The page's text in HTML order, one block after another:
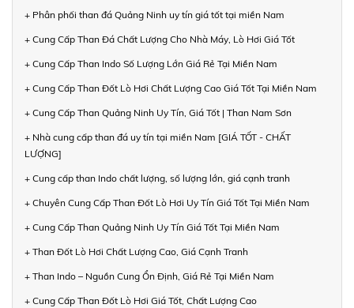
+ Phân phối than đá Quảng Ninh uy tín giá tốt tại miền Nam
+ Cung Cấp Than Đá Chất Lượng Cho Nhà Máy, Lò Hơi Giá Tốt
+ Cung Cấp Than Indo Số Lượng Lớn Giá Rẻ Tại Miền Nam
+ Cung Cấp Than Đốt Lò Hơi Chất Lượng Cao Giá Tốt Tại Miền Nam
+ Cung Cấp Than Quảng Ninh Uy Tín, Giá Tốt | Than Nam Sơn
+ Nhà cung cấp than đá uy tín tại miền Nam [GIÁ TỐT - CHẤT
LƯỢNG]
+ Cung cấp than Indo chất lượng, số lượng lớn, giá cạnh tranh
+ Chuyên Cung Cấp Than Đốt Lò Hơi Uy Tín Giá Tốt Tại Miền Nam
+ Cung Cấp Than Quảng Ninh Uy Tín Giá Tốt Tại Miền Nam
+ Than Đốt Lò Hơi Chất Lượng Cao, Giá Cạnh Tranh
+ Than Indo – Nguồn Cung Ổn Định, Giá Rẻ Tại Miền Nam
+ Cung Cấp Than Đốt Lò Hơi Giá Tốt, Chất Lượng Cao